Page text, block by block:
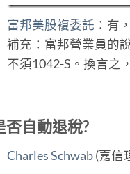
富邦美股複委託 ：有
補充：富邦營業員的
不須1042-S。換言之
否自動退稅?
Charles Schwab(嘉信